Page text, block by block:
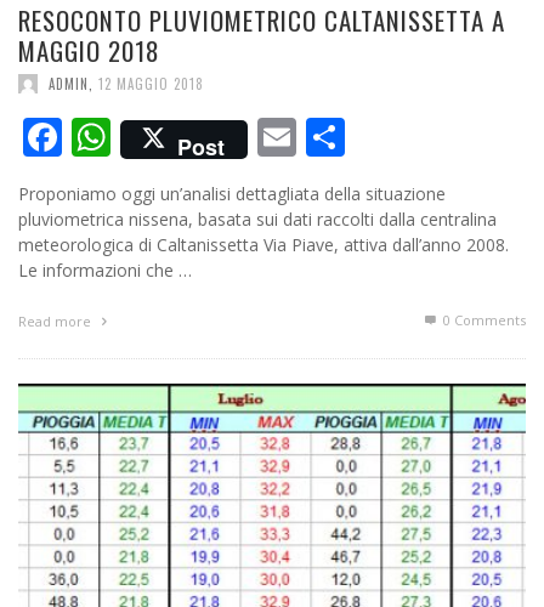
RESOCONTO PLUVIOMETRICO CALTANISSETTA A
MAGGIO 2018
ADMIN 12 MAGGIO 2018
Facebook
WhatsApp
Post Email
Proponiamo oggi un’analisi dettagliata della situazione
pluviometrica nissena, basata sui dati raccolti dalla centralina
meteorologica di Caltanissetta Via Piave, attiva dall’anno 2008.
Le informazioni che …
Read more 0 Comments